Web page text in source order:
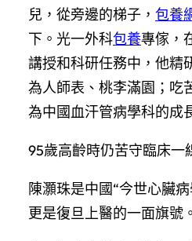
兒，從旁邊的梯子， 包養
下。光一外科包養專傢，
講授和科研任務中，他精
為人師表、桃李滿園；吃
為中國血汗管病學科的成
95歲高齡時仍苦守臨床一
陳灝珠是中國“今世心臟
更是復旦上醫的一面旗號。